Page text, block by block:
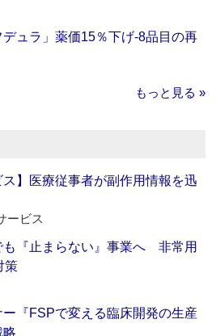
デュラ」薬価15％下げ‐8品目の再
もっと見る »
ス】医療従事者が副作用情報を迅
ービス
も『止まらない』事業へ 非常用
策
ー『FSPで変える臨床開発の生産
略